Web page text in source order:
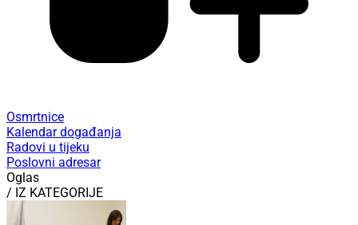
Osmrtnice
Kalendar događanja
Radovi u tijeku
Poslovni adresar
Oglas
/ IZ KATEGORIJE